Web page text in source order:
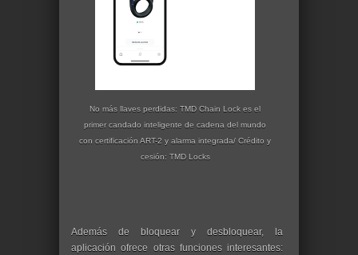
No más llaves perdidas: TMD Chain Lock es el
primer candado inteligente de cadena del mundo
con certificación ART-2 y alarma integrada/ Crédito y
cesión: TMD Locks
Además de bloquear y desbloquear, la
aplicación ofrece otras funciones interesantes: